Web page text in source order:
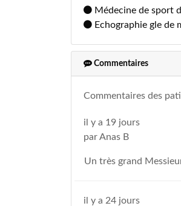
Médecine de sport
Echographie gle de
Commentaires
Commentaires des
il y a 19 jours
par Anas B
Un très grand
il y a 24 jours